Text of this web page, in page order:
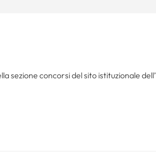
sezione concorsi del sito istituzionale dell’